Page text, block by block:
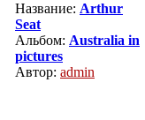
Название: Arthur
Seat
Альбом: Australia in
pictures
Автор: admin